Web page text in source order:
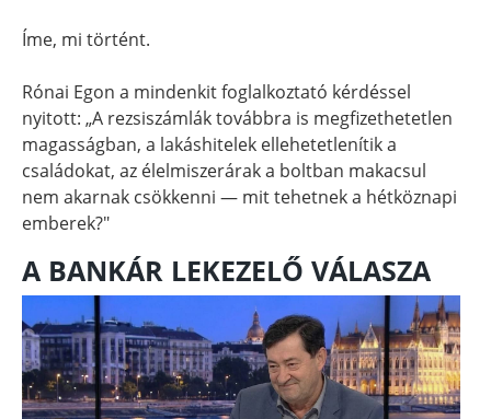
Íme, mi történt.
Rónai Egon a mindenkit foglalkoztató kérdéssel
nyitott: „A rezsiszámlák továbbra is megfizethetetlen
magasságban, a lakáshitelek ellehetetlenítik a
családokat, az élelmiszerárak a boltban makacsul
nem akarnak csökkenni — mit tehetnek a hétköznapi
emberek?"
A BANKÁR LEKEZELŐ VÁLASZA